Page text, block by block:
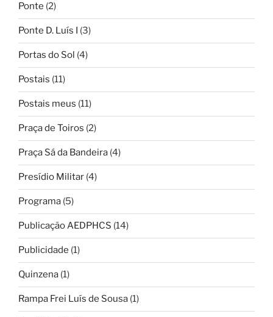
Ponte (2)
Ponte D. Luís I (3)
Portas do Sol (4)
Postais (11)
Postais meus (11)
Praça de Toiros (2)
Praça Sá da Bandeira (4)
Presídio Militar (4)
Programa (5)
Publicação AEDPHCS (14)
Publicidade (1)
Quinzena (1)
Rampa Frei Luís de Sousa (1)